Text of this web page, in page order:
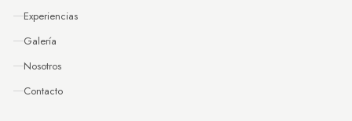
Experiencias
Galería
Nosotros
Contacto